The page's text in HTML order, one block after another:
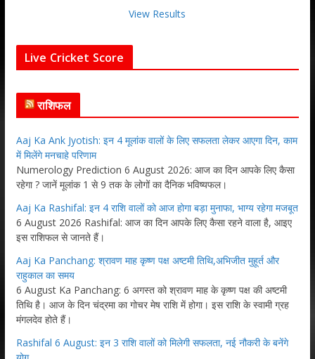
View Results
Live Cricket Score
राशिफल
Aaj Ka Ank Jyotish: इन 4 मूलांक वालों के लिए सफलता लेकर आएगा दिन, काम
में मिलेंगे मनचाहे परिणाम
Numerology Prediction 6 August 2026: आज का दिन आपके लिए कैसा
रहेगा ? जानें मूलांक 1 से 9 तक के लोगों का दैनिक भविष्यफल।
Aaj Ka Rashifal: इन 4 राशि वालों को आज होगा बड़ा मुनाफा, भाग्य रहेगा मजबूत
6 August 2026 Rashifal: आज का दिन आपके लिए कैसा रहने वाला है, आइए
इस राशिफल से जानते हैं।
Aaj Ka Panchang: श्रावण माह कृष्ण पक्ष अष्टमी तिथि,अभिजीत मुहूर्त और
राहुकाल का समय
6 August Ka Panchang: 6 अगस्त को श्रावण माह के कृष्ण पक्ष की अष्टमी
तिथि है। आज के दिन चंद्रमा का गोचर मेष राशि में होगा। इस राशि के स्वामी ग्रह
मंगलदेव होते हैं।
Rashifal 6 August: इन 3 राशि वालों को मिलेगी सफलता, नई नौकरी के बनेंगे